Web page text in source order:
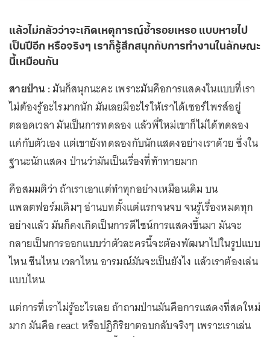
แล้วไม่กลัวว่าจะเกิดเหตุการณ์ซ้ำรอยเหรอ แบบหายไป
เป็นปีอีก หรือจริงๆ เราก็รู้สึกสนุกกับการทำงานในลักษณะ
นี้เหมือนกัน
สายป่าน :มันก็สนุกนะคะ เพราะมันคือการแสดงในแบบที่เรา
ไม่ต้องรู้อะไรมากนัก มันเลยมีอะไรให้เราได้เซอร์ไพรส์อยู่
ตลอดเวลา มันเป็นการทดลอง แล้วพี่ใหม่เขาก็ไม่ได้ทดลอง
แค่กับตัวเอง แต่เขายังทดลองกับนักแสดงอย่างเราด้วย ซึ่งใน
ฐานะนักแสดง ป่านว่ามันเป็นเรื่องที่ท้าทายมาก
คือสมมติว่า ถ้าเราเอาแต่ทำทุกอย่างเหมือนเดิม บน
แพลตฟอร์มเดิมๆ อ่านบทตั้งแต่แรกจนจบ จนรู้เรื่องหมดทุก
อย่างแล้ว มันก็คงเกิดเป็นการดีไซน์การแสดงขึ้นมา มันจะ
กลายเป็นการออกแบบว่าตัวละครนี้จะต้องพัฒนาไปในรูปแบบ
ไหน ซีนไหน เวลาไหน อารมณ์มันจะเป็นยังไง แล้วเราต้องเล่น
แบบไหน
แต่การที่เราไม่รู้อะไรเลย ถ้าถามป่านมันคือการแสดงที่สดใหม่
มาก มันคือ react หรือปฏิกิริยาตอบกลับจริงๆ เพราะเราเล่น